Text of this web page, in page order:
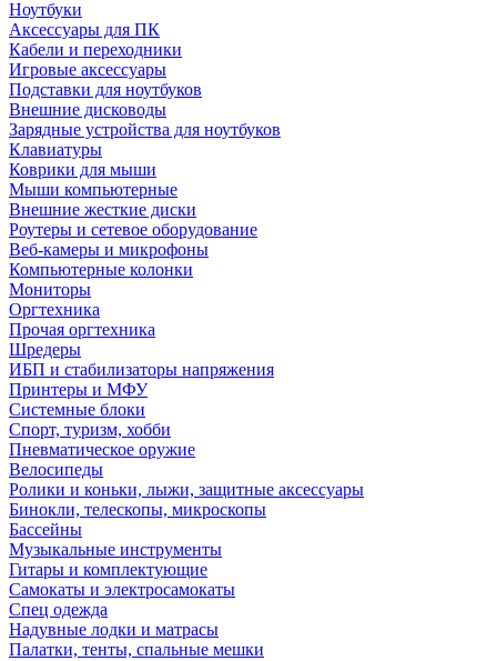
Ноутбуки
Аксессуары для ПК
Кабели и переходники
Игровые аксессуары
Подставки для ноутбуков
Внешние дисководы
Зарядные устройства для ноутбуков
Клавиатуры
Коврики для мыши
Мыши компьютерные
Внешние жесткие диски
Роутеры и сетевое оборудование
Веб-камеры и микрофоны
Компьютерные колонки
Мониторы
Оргтехника
Прочая оргтехника
Шредеры
ИБП и стабилизаторы напряжения
Принтеры и МФУ
Системные блоки
Спорт, туризм, хобби
Пневматическое оружие
Велосипеды
Ролики и коньки, лыжи, защитные аксессуары
Бинокли, телескопы, микроскопы
Бассейны
Музыкальные инструменты
Гитары и комплектующие
Самокаты и электросамокаты
Спец одежда
Надувные лодки и матрасы
Палатки, тенты, спальные мешки